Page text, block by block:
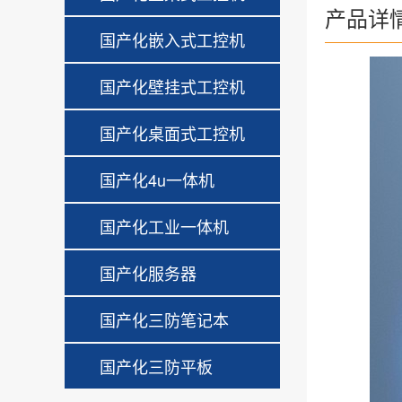
国产化嵌入式工控机
国产化壁挂式工控机
国产化桌面式工控机
国产化4u一体机
国产化工业一体机
国产化服务器
国产化三防笔记本
国产化三防平板
产品详